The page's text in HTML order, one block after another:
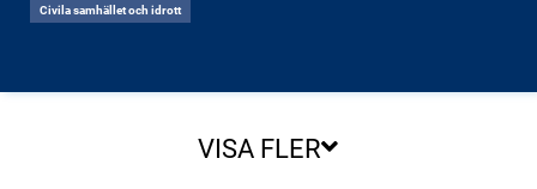
Civila samhället och idrott
VISA FLER